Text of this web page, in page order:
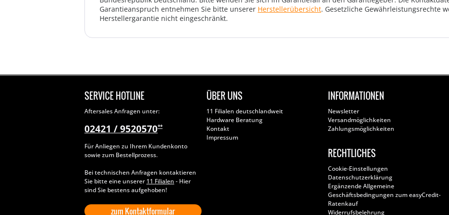
Garantieanspruch entnehmen Sie bitte unserer Herstellerübersicht. Gesetzliche Gewährleistungsrechte
Herstellergarantie nicht eingeschränkt.
SERVICE HOTLINE
Aftersales Anfragen unter:
02421 / 9520570**
Für Anliegen zu Ihrem Kundenkonto
sowie zum Bestellprozess.
Bei technischen Anfragen kontaktieren
Sie bitte eine unserer 11 Filialen - Hier
sind Sie bestens aufgehoben!
zum Kontaktformular
ÜBER UNS
11 Filialen deutschlandweit
Hardware Beratung
Kontakt
Impressum
INFORMATIONEN
Newsletter
Versandmöglichkeiten
Zahlungsmöglichkeiten
RECHTLICHES
Cookie-Einstellungen
Datenschutzerklärung
Ergänzende Allgemeine
Geschäftsbedingungen zum easyCredit-
Ratenkauf
Widerrufsbelehrung